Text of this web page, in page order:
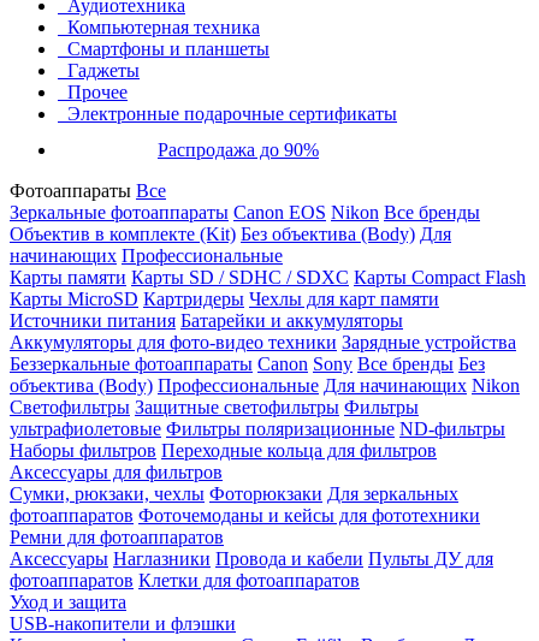
Аудиотехника
Компьютерная техника
Смартфоны и планшеты
Гаджеты
Прочее
Электронные подарочные сертификаты
Распродажа до 90%
Фотоаппараты Все
Зеркальные фотоаппараты Canon EOS Nikon Все бренды
Объектив в комплекте (Kit) Без объектива (Body) Для
начинающих Профессиональные
Карты памяти Карты SD / SDHC / SDXC Карты Compact Flash
Карты MicroSD Картридеры Чехлы для карт памяти
Источники питания Батарейки и аккумуляторы
Аккумуляторы для фото-видео техники Зарядные устройства
Беззеркальные фотоаппараты Canon Sony Все бренды Без
объектива (Body) Профессиональные Для начинающих Nikon
Светофильтры Защитные светофильтры Фильтры
ультрафиолетовые Фильтры поляризационные ND-фильтры
Наборы фильтров Переходные кольца для фильтров
Аксессуары для фильтров
Сумки, рюкзаки, чехлы Фоторюкзаки Для зеркальных
фотоаппаратов Фоточемоданы и кейсы для фототехники
Ремни для фотоаппаратов
Аксессуары Наглазники Провода и кабели Пульты ДУ для
фотоаппаратов Клетки для фотоаппаратов
Уход и защита
USB-накопители и флэшки